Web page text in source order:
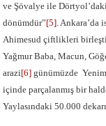
ve Şövalye ile
dönümdür”[5]. Ankara’da
Ahimesud çiftlikleri
Yağmur Baba, Macun,
arazi[6] günümüzde
içinde parçalanmış bir
Yaylasındaki 50.000